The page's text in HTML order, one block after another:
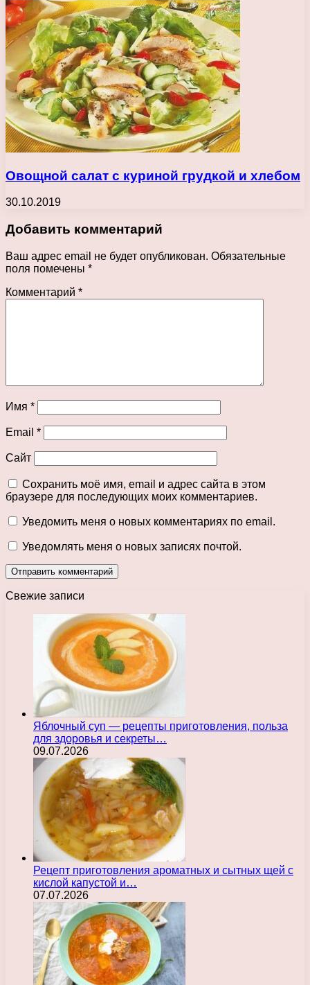
Овощной салат с куриной грудкой и хлебом
30.10.2019
Добавить комментарий
Ваш адрес email не будет опубликован. Обязательные
поля помечены *
Комментарий *
Имя *
Email *
Сайт
Сохранить моё имя, email и адрес сайта в этом
браузере для последующих моих комментариев.
Уведомить меня о новых комментариях по email.
Уведомлять меня о новых записях почтой.
Свежие записи
Яблочный суп — рецепты приготовления, польза
для здоровья и секреты…
09.07.2026
Рецепт приготовления ароматных и сытных щей с
кислой капустой и…
07.07.2026